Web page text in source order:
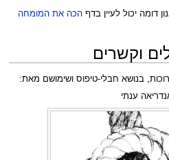
דומה יכול לעיין בדף הכה את המומחה
וקשרים
ענתי